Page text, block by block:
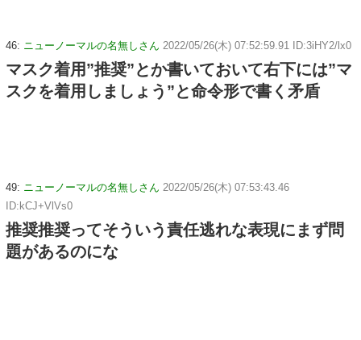
46: ニューノーマルの名無しさん 2022/05/26(木) 07:52:59.91 ID:3iHY2/lx0
マスク着用”推奨”とか書いておいて右下には”マ
スクを着用しましょう”と命令形で書く矛盾
49: ニューノーマルの名無しさん 2022/05/26(木) 07:53:43.46
ID:kCJ+VlVs0
推奨推奨ってそういう責任逃れな表現にまず問
題があるのにな